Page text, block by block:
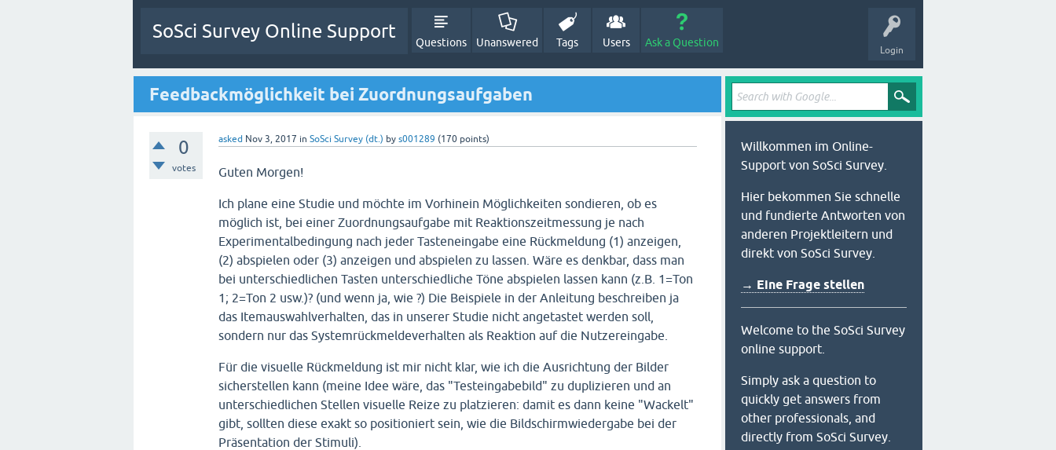
Login
SoSci Survey Online Support
Questions Unanswered Tags Users Ask a Question
Feedbackmöglichkeit bei Zuordnungsaufgaben
0
votes
asked Nov 3, 2017 in SoSci Survey (dt.) by s001289 (170 points)
Guten Morgen!
Ich plane eine Studie und möchte im Vorhinein Möglichkeiten sondieren, ob es
möglich ist, bei einer Zuordnungsaufgabe mit Reaktionszeitmessung je nach
Experimentalbedingung nach jeder Tasteneingabe eine Rückmeldung (1) anzeigen,
(2) abspielen oder (3) anzeigen und abspielen zu lassen. Wäre es denkbar, dass man
bei unterschiedlichen Tasten unterschiedliche Töne abspielen lassen kann (z.B. 1=Ton
1; 2=Ton 2 usw.)? (und wenn ja, wie ?) Die Beispiele in der Anleitung beschreiben ja
das Itemauswahlverhalten, das in unserer Studie nicht angetastet werden soll,
sondern nur das Systemrückmeldeverhalten als Reaktion auf die Nutzereingabe.
Für die visuelle Rückmeldung ist mir nicht klar, wie ich die Ausrichtung der Bilder
sicherstellen kann (meine Idee wäre, das "Testeingabebild" zu duplizieren und an
unterschiedlichen Stellen visuelle Reize zu platzieren: damit es dann keine "Wackelt"
gibt, sollten diese exakt so positioniert sein, wie die Bildschirmwiedergabe bei der
Präsentation der Stimuli).
Willkommen im Online-
Support von SoSci Survey.
Hier bekommen Sie schnelle
und fundierte Antworten von
anderen Projektleitern und
direkt von SoSci Survey.
→ Eine Frage stellen
Welcome to the SoSci Survey
online support.
Simply ask a question to
quickly get answers from
other professionals, and
directly from SoSci Survey.